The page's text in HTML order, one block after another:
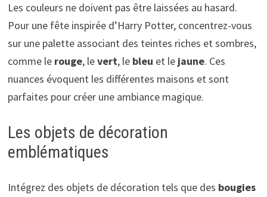
Les couleurs ne doivent pas être laissées au hasard.
Pour une fête inspirée d’Harry Potter, concentrez-vous
sur une palette associant des teintes riches et sombres,
comme le rouge, levert, le bleu et le jaune. Ces
nuances évoquent les différentes maisons et sont
parfaites pour créer une ambiance magique.
Les objets de décoration
emblématiques
Intégrez des objets de décoration tels que des bougies